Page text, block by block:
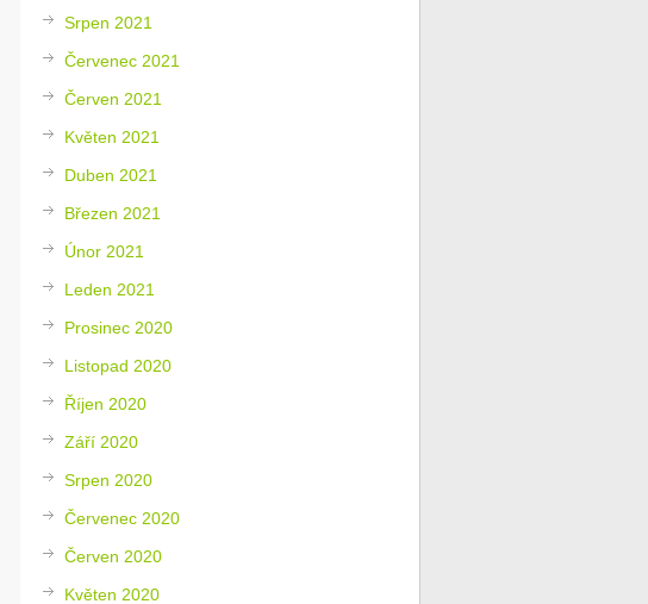
Srpen 2021
Červenec 2021
Červen 2021
Květen 2021
Duben 2021
Březen 2021
Únor 2021
Leden 2021
Prosinec 2020
Listopad 2020
Říjen 2020
Září 2020
Srpen 2020
Červenec 2020
Červen 2020
Květen 2020